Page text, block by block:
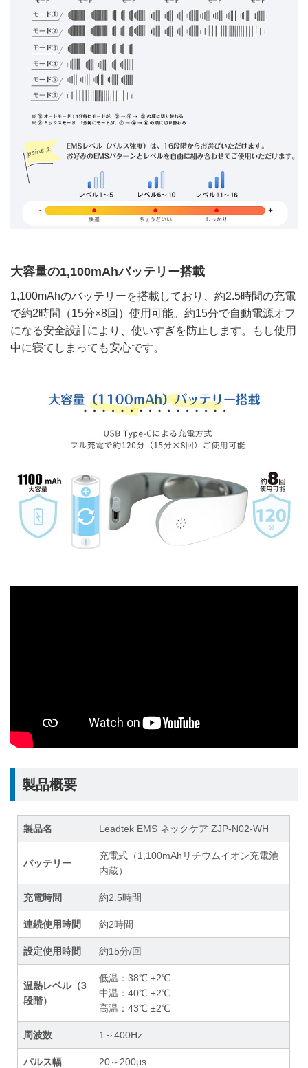
大容量の1,100mAhバッテリー搭載
1,100mAhのバッテリーを搭載しており、約2.5時間の充電
で約2時間（15分×8回）使用可能。約15分で自動電源オフ
になる安全設計により、使いすぎを防止します。もし使用
中に寝てしまっても安心です。
製品概要
製品名 Leadtek EMS ネックケア ZJP-N02-WH
バッテリー
充電式（1,100mAhリチウムイオン充電池
内蔵）
充電時間 約2.5時間
連続使用時間 約2時間
設定使用時間 約15分/回
温熱レベル（3
段階）
低温：38℃ ±2℃
中温：40℃ ±2℃
高温：43℃ ±2℃
周波数 1～400Hz
パルス幅 20～200μs